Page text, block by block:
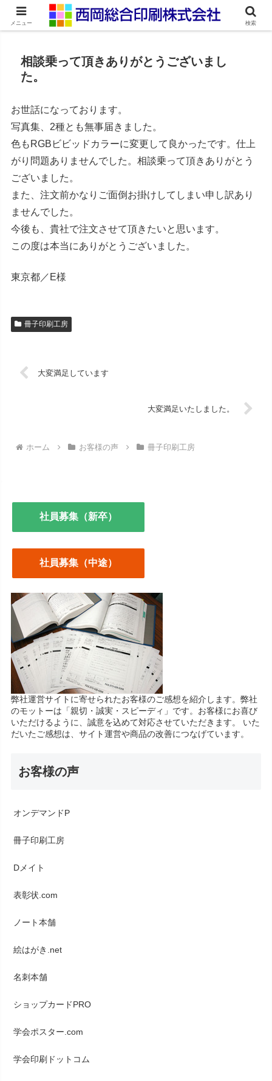
ネット印刷通販・オンデマンド印刷
相談乗って頂きありがとうございまし
た。
お世話になっております。
写真集、2種とも無事届きました。
色もRGBビビッドカラーに変更して良かったです。仕上
がり問題ありませんでした。相談乗って頂きありがとう
ございました。
また、注文前かなりご面倒お掛けしてしまい申し訳あり
ませんでした。
今後も、貴社で注文させて頂きたいと思います。
この度は本当にありがとうございました。
東京都／E様
冊子印刷工房
大変満足しています
大変満足いたしました。
ホーム お客様の声 冊子印刷工房
社員募集（新卒）
社員募集（中途）
弊社運営サイトに寄せられたお客様のご感想を紹介します。弊社
のモットーは「親切・誠実・スピーディ」です。お客様にお喜び
いただけるように、誠意を込めて対応させていただきます。 いた
だいたご感想は、サイト運営や商品の改善につなげています。
お客様の声
オンデマンドP
冊子印刷工房
Dメイト
表彰状.com
ノート本舗
絵はがき.net
名刺本舗
ショップカードPRO
学会ポスター.com
学会印刷ドットコム
メニュー 検索